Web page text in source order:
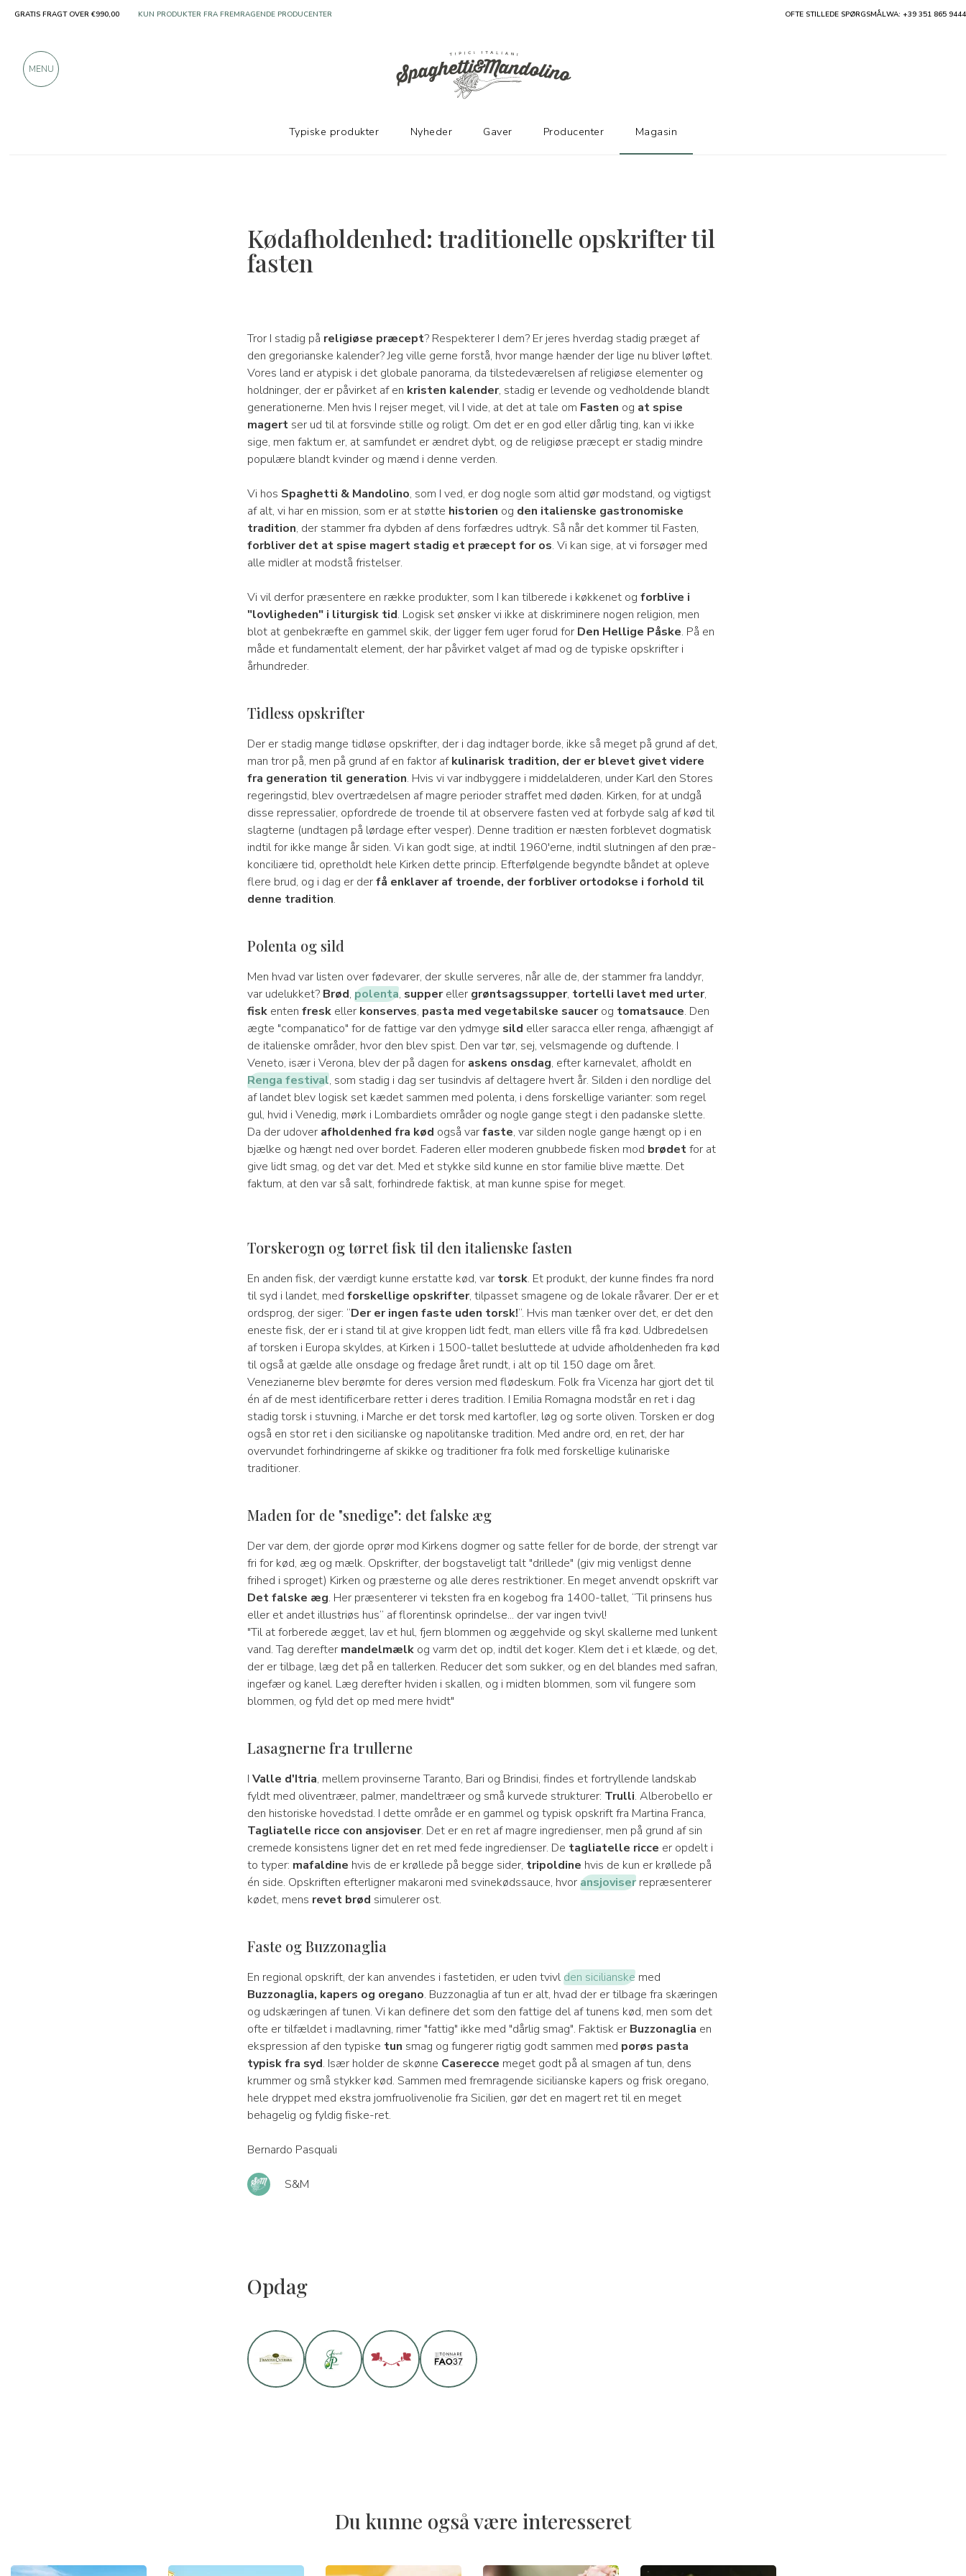
Kødafholdenhed: traditionelle opskrifter til
fasten
Tror I stadig på religiøse præcept? Respekterer I dem? Er jeres hverdag stadig præget af
den gregorianske kalender? Jeg ville gerne forstå, hvor mange hænder der lige nu bliver løftet.
Vores land er atypisk i det globale panorama, da tilstedeværelsen af religiøse elementer og
holdninger, der er påvirket af en kristen kalender, stadig er levende og vedholdende blandt
generationerne. Men hvis I rejser meget, vil I vide, at det at tale om Fasten og at spise
magertser ud til at forsvinde stille og roligt. Om det er en god eller dårlig ting, kan vi ikke
sige, men faktum er, at samfundet er ændret dybt, og de religiøse præcept er stadig mindre
populære blandt kvinder og mænd i denne verden.
Vi hos Spaghetti & Mandolino, som I ved, er dog nogle som altid gør modstand, og vigtigst
af alt, vi har en mission, som er at støtte historien og den italienske gastronomiske
tradition, der stammer fra dybden af dens forfædres udtryk. Så når det kommer til Fasten,
forbliver det at spise magert stadig et præcept for os. Vi kan sige, at vi forsøger med
alle midler at modstå fristelser.
Vi vil derfor præsentere en række produkter, som I kan tilberede i køkkenet og forblive i
"lovligheden" i liturgisk tid. Logisk set ønsker vi ikke at diskriminere nogen religion, men
blot at genbekræfte en gammel skik, der ligger fem uger forud for Den Hellige Påske. På en
måde et fundamentalt element, der har påvirket valget af mad og de typiske opskrifter i
århundreder.
Tidless opskrifter
Der er stadig mange tidløse opskrifter, der i dag indtager borde, ikke så meget på grund af det,
man tror på, men på grund af en faktor afkulinarisk tradition, der er blevet givet videre
fra generation til generation. Hvis vi var indbyggere i middelalderen, under Karl den Stores
regeringstid, blev overtrædelsen af magre perioder straffet med døden. Kirken, for at undgå
disse repressalier, opfordrede de troende til at observere fasten ved at forbyde salg af kød til
slagterne (undtagen på lørdage efter vesper). Denne tradition er næsten forblevet dogmatisk
indtil for ikke mange år siden. Vi kan godt sige, at indtil 1960'erne, indtil slutningen af den præ-
konciliære tid, opretholdt hele Kirken dette princip. Efterfølgende begyndte båndet at opleve
flere brud, og i dag er derfå enklaver af troende, der forbliver ortodokse i forhold til
denne tradition.
Polenta og sild
Men hvad var listen over fødevarer, der skulle serveres, når alle de, der stammer fra landdyr,
var udelukket? Brød, polenta, suppereller grøntsagssupper, tortelli lavet med urter,
fiskenten freskeller konserves, pasta med vegetabilske saucerog tomatsauce. Den
ægte "companatico" for de fattige var den ydmyge sild eller saracca eller renga, afhængigt af
de italienske områder, hvor den blev spist. Den var tør, sej, velsmagende og duftende. I
Veneto, især i Verona, blev der på dagen for askens onsdag, efter karnevalet, afholdt en
Renga festival, som stadig i dag ser tusindvis af deltagere hvert år. Silden i den nordlige del
af landet blev logisk set kædet sammen med polenta, i dens forskellige varianter: som regel
gul, hvid i Venedig, mørk i Lombardiets områder og nogle gange stegt i den padanske slette.
Da der udover afholdenhed fra kød også varfaste, var silden nogle gange hængt op i en
bjælke og hængt ned over bordet. Faderen eller moderen gnubbede fisken mod brødetfor at
give lidt smag, og det var det. Med et stykke sild kunne en stor familie blive mætte. Det
faktum, at den var så salt, forhindrede faktisk, at man kunne spise for meget.
Torskerogn og tørret fisk til den italienske fasten
En anden fisk, der værdigt kunne erstatte kød, var torsk. Et produkt, der kunne findes fra nord
til syd i landet, med forskellige opskrifter, tilpasset smagene og de lokale råvarer. Der er et
ordsprog, der siger: “Der er ingen faste uden torsk!“. Hvis man tænker over det, er det den
eneste fisk, der er i stand til at give kroppen lidt fedt, man ellers ville få fra kød. Udbredelsen
af torsken i Europa skyldes, at Kirken i 1500-tallet besluttede at udvide afholdenheden fra kød
til også at gælde alle onsdage og fredage året rundt, i alt op til 150 dage om året.
Venezianerne blev berømte for deres version med flødeskum. Folk fra Vicenza har gjort det til
én af de mest identificerbare retter i deres tradition. I Emilia Romagna modstår en ret i dag
stadig torsk i stuvning, i Marche er det torsk med kartofler, løg og sorte oliven. Torsken er dog
også en stor ret i den sicilianske og napolitanske tradition. Med andre ord, en ret, der har
overvundet forhindringerne af skikke og traditioner fra folk med forskellige kulinariske
traditioner.
Maden for de "snedige": det falske æg
Der var dem, der gjorde oprør mod Kirkens dogmer og satte feller for de borde, der strengt var
fri for kød, æg og mælk. Opskrifter, der bogstaveligt talt "drillede" (giv mig venligst denne
frihed i sproget) Kirken og præsterne og alle deres restriktioner. En meget anvendt opskrift var
Det falske æg. Her præsenterer vi teksten fra en kogebog fra 1400-tallet, “Til prinsens hus
eller et andet illustriøs hus” af florentinsk oprindelse... der var ingen tvivl!
"Til at forberede ægget, lav et hul, fjern blommen og æggehvide og skyl skallerne med lunkent
vand. Tag derefter mandelmælkog varm det op, indtil det koger. Klem det i et klæde, og det,
der er tilbage, læg det på en tallerken. Reducer det som sukker, og en del blandes med safran,
ingefær og kanel. Læg derefter hviden i skallen, og i midten blommen, som vil fungere som
blommen, og fyld det op med mere hvidt"
Lasagnerne fra trullerne
I Valle d'Itria, mellem provinserne Taranto, Bari og Brindisi, findes et fortryllende landskab
fyldt med oliventræer, palmer, mandeltræer og små kurvede strukturer: Trulli. Alberobello er
den historiske hovedstad. I dette område er en gammel og typisk opskrift fra Martina Franca,
Tagliatelle ricce con ansjoviser. Det er en ret af magre ingredienser, men på grund af sin
cremede konsistens ligner det en ret med fede ingredienser. De tagliatelle ricce er opdelt i
to typer: mafaldine hvis de er krøllede på begge sider, tripoldine hvis de kun er krøllede på
én side. Opskriften efterligner makaroni med svinekødssauce, hvoransjoviserrepræsenterer
kødet, mens revet brød simulerer ost.
Faste og Buzzonaglia
En regional opskrift, der kan anvendes i fastetiden, er uden tvivlden sicilianskemed
Buzzonaglia, kapers og oregano. Buzzonaglia af tun er alt, hvad der er tilbage fra skæringen
og udskæringen af tunen. Vi kan definere det som den fattige del af tunens kød, men som det
ofte er tilfældet i madlavning, rimer "fattig" ikke med "dårlig smag". Faktisk er Buzzonaglia en
ekspression af den typiske tun smag og fungerer rigtig godt sammen med porøs pasta
typisk fra syd. Især holder de skønne Caserecce meget godt på al smagen af tun, dens
krummer og små stykker kød. Sammen med fremragende sicilianske kapers og frisk oregano,
hele dryppet med ekstra jomfruolivenolie fra Sicilien, gør det en magert ret til en meget
behagelig og fyldig fiske-ret.
Bernardo Pasquali
S&M
Opdag
Du kunne også være interesseret
GRATIS FRAGT OVER €990,00 KUN PRODUKTER FRA FREMRAGENDE PRODUCENTER OFTE STILLEDE SPØRGSMÅLWA: +39 351 865 9444
MENU
Typiske produkter Nyheder Gaver Producenter Magasin